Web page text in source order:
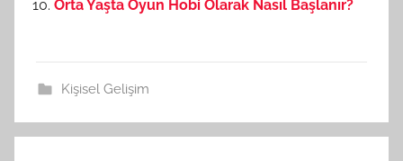
Orta Yaşta Oyun Hobi Olarak Nasıl Başlanır?
Kişisel Gelişim